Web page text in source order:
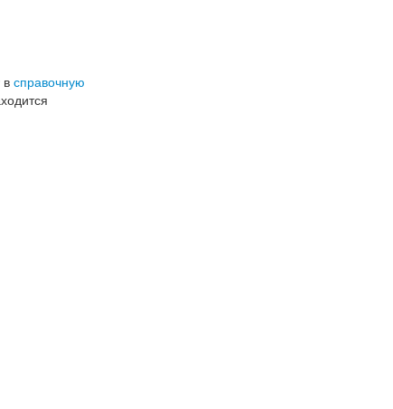
в справочную